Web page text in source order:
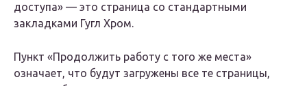
доступа» — это страница со стандартными
закладками Гугл Хром.
Пункт «Продолжить работу с того же места»
означает, что будут загружены все те страницы,